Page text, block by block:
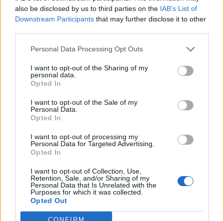
also be disclosed by us to third parties on the IAB’s List of
Downstream Participants that may further disclose it to other
Personal Data Processing Opt Outs
I want to opt-out of the Sharing of my
personal data.
Opted In
I want to opt-out of the Sale of my
Personal Data.
Opted In
I want to opt-out of processing my
Personal Data for Targeted Advertising.
Opted In
I want to opt-out of Collection, Use,
Retention, Sale, and/or Sharing of my
Personal Data that Is Unrelated with the
Purposes for which it was collected.
Opted Out
bila ona stara.
Melem za multiplu sklerozu pravi se od Aloe arborescens i
sedamnaest vrsta lekovitih trava ubranih isključivo na
biljku – objašnjava Lidija:
– Preporučena terapija traje tri mjeseca, i za to vrijeme
potroše se četiri tegle melema jer se uzima četiri puta
slijedi pauza od tri nedelje.
pokrećem prste na ruci i nozi, a potom i da hodam. Nakon
tri faze ove terapije normalno sam živjela, hodala, radila
kao dan-danas. Kad sam završila sve tri faze, otišla sam na
kontrolu, a magnetna rezonanca pokazala je da su